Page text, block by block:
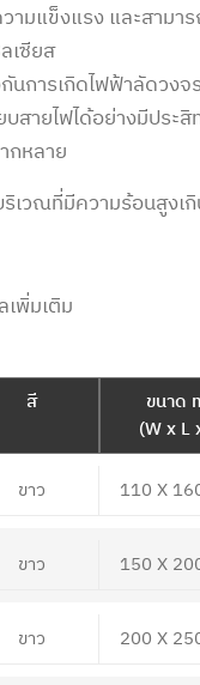
มแข็งแรง และสามา
เซียส
นการเกิดไฟฟ้าลัดวงจร
บสายไฟได้อย่างมีปร
กหลาย
เวณที่มีความร้อนสูงเ
พิ่มเติม
สี
ขนาด
(W x L
ขาว 110 X
ขาว 150 X
ขาว 200 X